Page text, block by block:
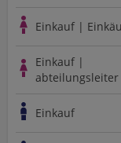
Einkauf |
Einkauf |
abteilungsleiter
Einkauf